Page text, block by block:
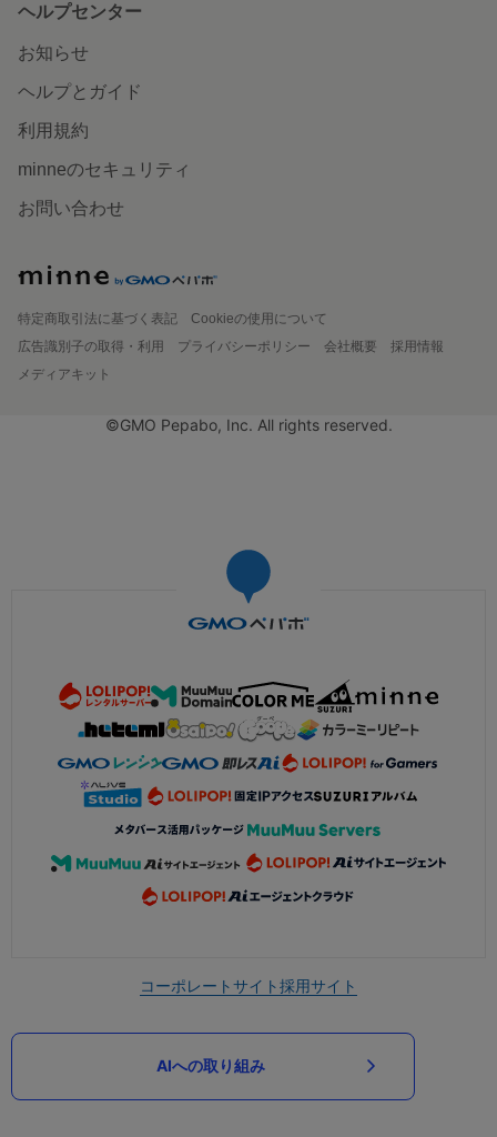
ヘルプセンター
お知らせ
ヘルプとガイド
利用規約
minneのセキュリティ
お問い合わせ
特定商取引法に基づく表記
Cookieの使用について
広告識別子の取得・利用
プライバシーポリシー 会社概要
採用情報
メディアキット
©GMO Pepabo, Inc. All rights reserved.
コーポレートサイト採用サイト
AIへの取り組み